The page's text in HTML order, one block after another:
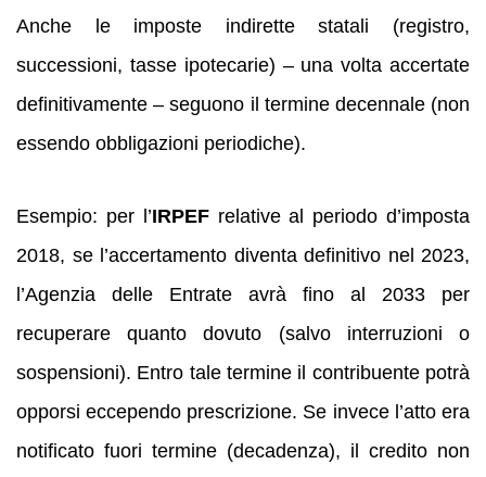
Anche le imposte indirette statali (registro,
successioni, tasse ipotecarie) – una volta accertate
definitivamente – seguono il termine decennale (non
essendo obbligazioni periodiche).
Esempio: per l’IRPEFrelative al periodo d’imposta
2018, se l’accertamento diventa definitivo nel 2023,
l’Agenzia delle Entrate avrà fino al 2033 per
recuperare quanto dovuto (salvo interruzioni o
sospensioni). Entro tale termine il contribuente potrà
opporsi eccependo prescrizione. Se invece l’atto era
notificato fuori termine (decadenza), il credito non